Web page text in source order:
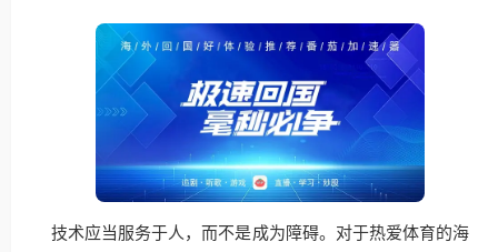
技术应当服务于人，而不是成为障碍。对于热爱体育的海